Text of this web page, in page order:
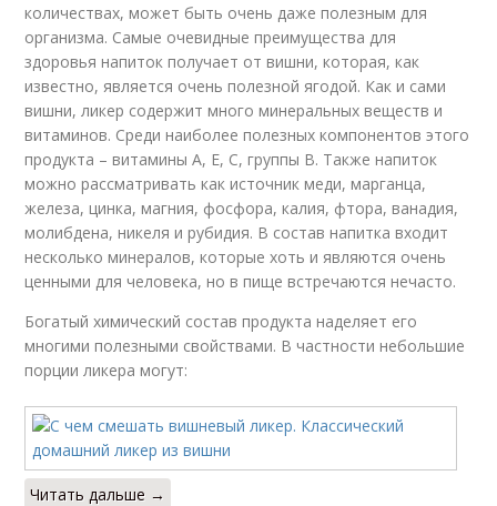
количествах, может быть очень даже полезным для
организма. Самые очевидные преимущества для
здоровья напиток получает от вишни, которая, как
известно, является очень полезной ягодой. Как и сами
вишни, ликер содержит много минеральных веществ и
витаминов. Среди наиболее полезных компонентов этого
продукта – витамины А, Е, С, группы В. Также напиток
можно рассматривать как источник меди, марганца,
железа, цинка, магния, фосфора, калия, фтора, ванадия,
молибдена, никеля и рубидия. В состав напитка входит
несколько минералов, которые хоть и являются очень
ценными для человека, но в пище встречаются нечасто.
Богатый химический состав продукта наделяет его
многими полезными свойствами. В частности небольшие
порции ликера могут:
Читать дальше →